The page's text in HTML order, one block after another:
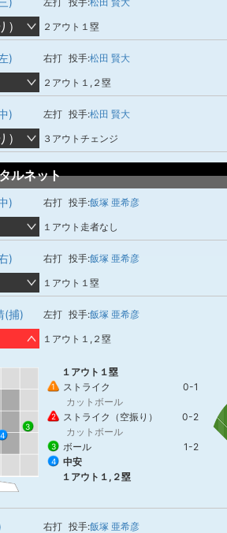
２アウト１塁
) 右打 投手:松田 賢大
２アウト１,２塁
) 左打 投手:松田 賢大
３アウトチェンジ
ルネット
) 右打 投手:飯塚 亜希彦
１アウト走者なし
) 右打 投手:飯塚 亜希彦
１アウト１塁
(捕) 左打 投手:飯塚 亜希彦
１アウト１,２塁
3
4
１アウト１塁
1 ストライク
0-1
カットボール
2 ストライク（空振り）
0-2
カットボール
3 ボール 1-2
4
中安
１アウト１,２塁
右打 投手:飯塚 亜希彦